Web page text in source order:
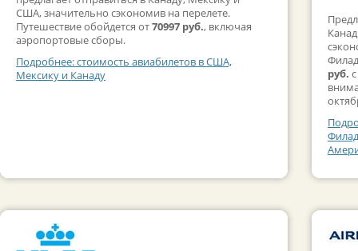
США, значительно сэкономив на перелете.
Путешествие обойдется от70997 руб., включая
аэропортовые сборы.
Подробнее: стоимость авиабилетов в США,
Мексику и Канаду
руб.